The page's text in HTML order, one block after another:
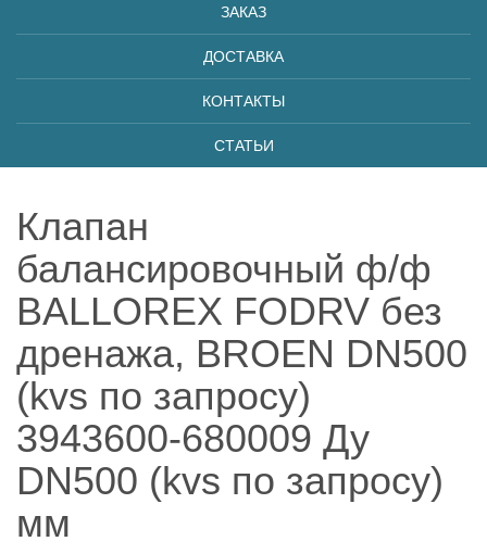
ЗАКАЗ
ДОСТАВКА
КОНТАКТЫ
СТАТЬИ
Клапан
балансировочный ф/ф
BALLOREX FODRV без
дренажа, BROEN DN500
(kvs по запросу)
3943600-680009 Ду
DN500 (kvs по запросу)
мм